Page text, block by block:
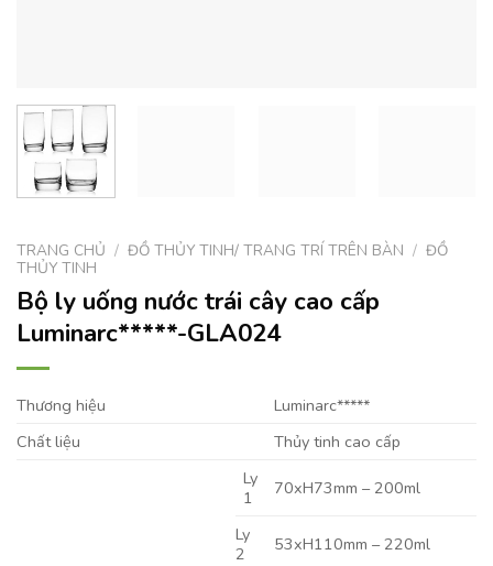
TRANG CHỦ / ĐỒ THỦY TINH/ TRANG TRÍ TRÊN BÀN / ĐỒ
THỦY TINH
Bộ ly uống nước trái cây cao cấp
Luminarc*****-GLA024
Thương hiệu
Luminarc*****
Chất liệu
Thủy tinh cao cấp
Ly
1
70xH73mm – 200ml
Ly
2
53xH110mm – 220ml